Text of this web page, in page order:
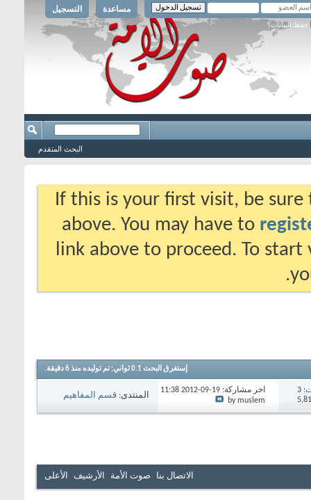
التسجيل مساعدة
حفظ البيانات؟
البحث المتقدم
If this is your first visit, be
above. You may have to
link above to proceed. To
إستغرق البحث 0.1ثواني; تم توليده منذ 6 دقيقة.
: 3 آخر مشاركة: 19-09-2012
11:38
PM
by muslem
المنتدى: قسم المفاهيم
الاتصال بنا صوت الأمة الأرشيف الأعلى